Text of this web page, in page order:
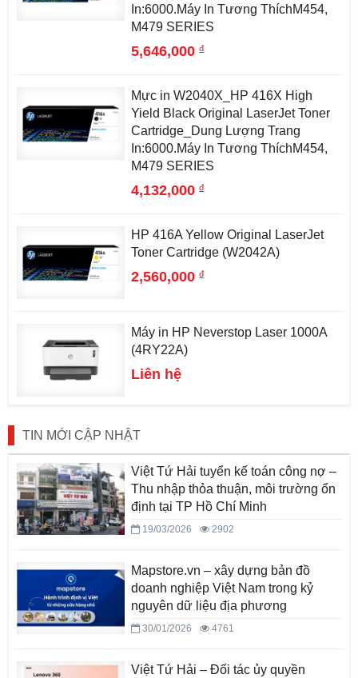
In:6000.Máy In Tương ThíchM454,
M479 SERIES
5,646,000đ
Mực in W2040X_HP 416X High
Yield Black Original LaserJet Toner
Cartridge_Dung Lượng Trang
In:6000.Máy In Tương ThíchM454,
M479 SERIES
4,132,000đ
HP 416A Yellow Original LaserJet
Toner Cartridge (W2042A)
2,560,000đ
Máy in HP Neverstop Laser 1000A
(4RY22A)
Liên hệ
TIN MỚI CẬP NHẬT
Việt Tứ Hải tuyển kế toán công nợ –
Thu nhập thỏa thuận, môi trường ổn
định tại TP Hồ Chí Minh
19/03/2026 2902
Mapstore.vn – xây dựng bản đồ
doanh nghiệp Việt Nam trong kỷ
nguyên dữ liệu địa phương
30/01/2026 4761
Việt Tứ Hải – Đối tác ủy quyền